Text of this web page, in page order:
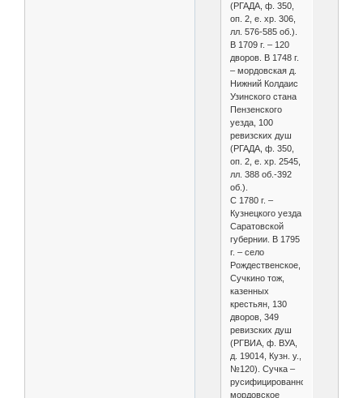
(РГАДА, ф. 350,
оп. 2, е. хр. 306,
лл. 576-585 об.).
В 1709 г. – 120
дворов. В 1748 г.
– мордовская д.
Нижний Колдаис
Узинского стана
Пензенского
уезда, 100
ревизских душ
(РГАДА, ф. 350,
оп. 2, е. хр. 2545,
лл. 388 об.-392
об.).
С 1780 г. –
Кузнецкого уезда
Саратовской
губернии. В 1795
г. – село
Рождественское,
Сучкино тож,
казенных
крестьян, 130
дворов, 349
ревизских душ
(РГВИА, ф. ВУА,
д. 19014, Кузн. у.,
№120). Сучка –
русифицированное
мордовское